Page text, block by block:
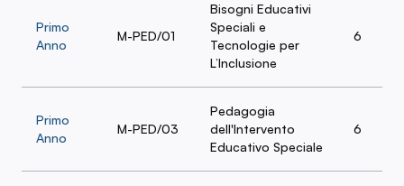
Primo
Anno
M-PED/01
Bisogni Educativi
Speciali e
Tecnologie per
L’Inclusione
6
Primo
Anno
M-PED/03
Pedagogia
dell'Intervento
Educativo Speciale
6